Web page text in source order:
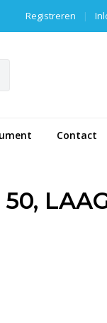
|
Registreren
Contact